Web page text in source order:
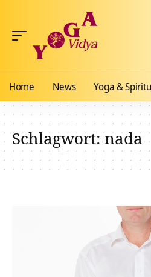
Home News Yoga &
Schlagwort:nada